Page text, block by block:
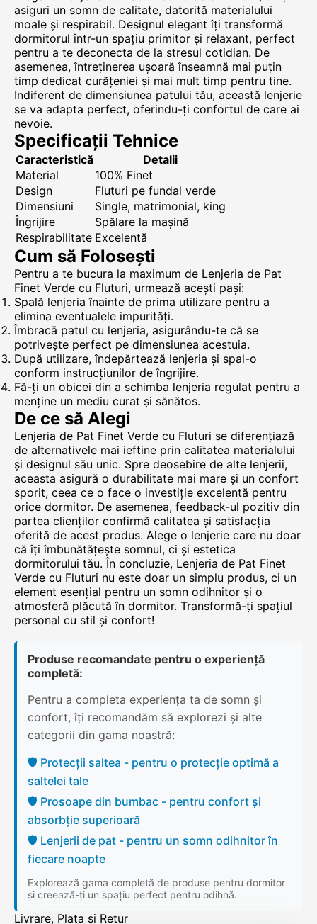
asiguri un somn de calitate, datorită materialului
moale și respirabil. Designul elegant îți transformă
dormitorul într-un spațiu primitor și relaxant, perfect
pentru a te deconecta de la stresul cotidian. De
asemenea, întreținerea ușoară înseamnă mai puțin
timp dedicat curățeniei și mai mult timp pentru tine.
Indiferent de dimensiunea patului tău, această lenjerie
se va adapta perfect, oferindu-ți confortul de care ai
nevoie.
Specificații Tehnice
Caracteristică
Detalii
Material
100% Finet
Design
Fluturi pe fundal verde
Dimensiuni
Single, matrimonial, king
Îngrijire
Spălare la mașină
Respirabilitate Excelentă
Cum să Folosești
Pentru a te bucura la maximum de Lenjeria de Pat
Finet Verde cu Fluturi, urmează acești pași:
Spală lenjeria înainte de prima utilizare pentru a
elimina eventualele impurități.
Îmbracă patul cu lenjeria, asigurându-te că se
potrivește perfect pe dimensiunea acestuia.
După utilizare, îndepărtează lenjeria și spal-o
conform instrucțiunilor de îngrijire.
Fă-ți un obicei din a schimba lenjeria regulat pentru a
menține un mediu curat și sănătos.
De ce să Alegi
Lenjeria de Pat Finet Verde cu Fluturi se diferențiază
de alternativele mai ieftine prin calitatea materialului
și designul său unic. Spre deosebire de alte lenjerii,
aceasta asigură o durabilitate mai mare și un confort
sporit, ceea ce o face o investiție excelentă pentru
orice dormitor. De asemenea, feedback-ul pozitiv din
partea clienților confirmă calitatea și satisfacția
oferită de acest produs. Alege o lenjerie care nu doar
că îți îmbunătățește somnul, ci și estetica
dormitorului tău. În concluzie, Lenjeria de Pat Finet
Verde cu Fluturi nu este doar un simplu produs, ci un
element esențial pentru un somn odihnitor și o
atmosferă plăcută în dormitor. Transformă-ți spațiul
personal cu stil și confort!
Produse recomandate pentru o experiență
completă:
Pentru a completa experiența ta de somn și
confort, îți recomandăm să explorezi și alte
categorii din gama noastră:
🛡️ Protecții saltea - pentru o protecție optimă a
saltelei tale
🛡️ Prosoape din bumbac - pentru confort și
absorbție superioară
🛡️ Lenjerii de pat - pentru un somn odihnitor în
fiecare noapte
Explorează gama completă de produse pentru dormitor
și creează-ți un spațiu perfect pentru odihnă.
Livrare, Plata si Retur